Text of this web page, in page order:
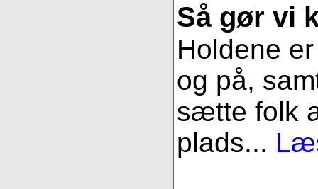
Så gør vi
Holdene
og på,
sætte folk
plads...